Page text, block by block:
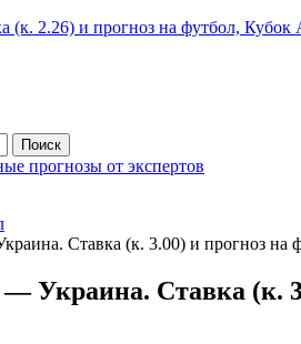
2.26) и прогноз на футбол, Кубок
прогнозы от экспертов
Ставка (к. 3.00) и прогноз на
Украина. Ставка (к.